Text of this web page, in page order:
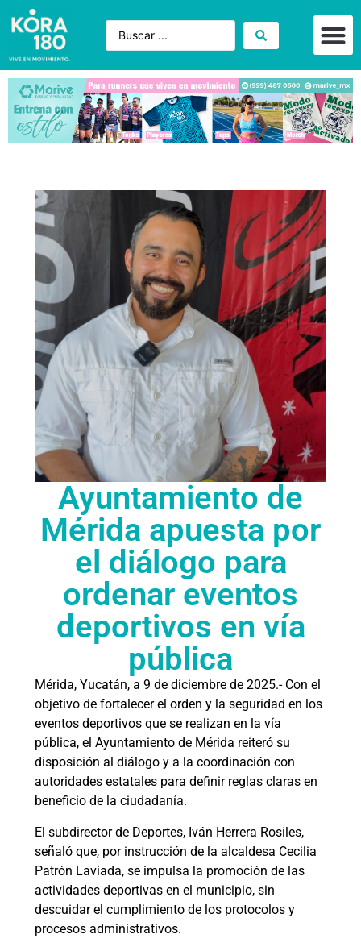
Ayuntamiento de
Mérida apuesta por
el diálogo para
ordenar eventos
deportivos en vía
pública
Mérida, Yucatán, a 9 de diciembre de 2025.- Con el
objetivo de fortalecer el orden y la seguridad en los
eventos deportivos que se realizan en la vía
pública, el Ayuntamiento de Mérida reiteró su
disposición al diálogo y a la coordinación con
autoridades estatales para definir reglas claras en
beneficio de la ciudadanía.
El subdirector de Deportes, Iván Herrera Rosiles,
señaló que, por instrucción de la alcaldesa Cecilia
Patrón Laviada, se impulsa la promoción de las
actividades deportivas en el municipio, sin
descuidar el cumplimiento de los protocolos y
procesos administrativos.